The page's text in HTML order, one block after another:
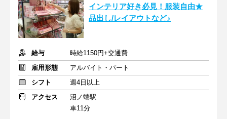
インテリア好き必見！服装自由★
品出し/レイアウトなど♪
給与
時給1150円+交通費
雇用形態
アルバイト・パート
シフト
週4日以上
アクセス
沼ノ端駅
車11分